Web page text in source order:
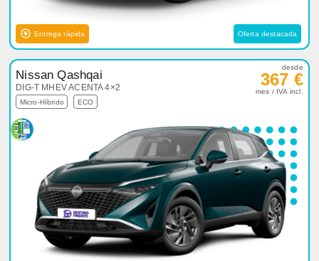
Entrega rápida Oferta destacada
Nissan Qashqai
DIG-T MHEV ACENTA 4×2
Micro-Híbrido ECO
desde
367 €
mes / IVA incl.